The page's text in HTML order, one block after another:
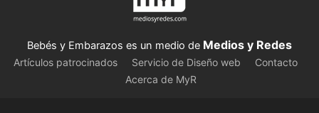
Bebés y Embarazos es un medio de Medios y Redes
Artículos patrocinados Servicio de Diseño web
Contacto
Acerca de MyR